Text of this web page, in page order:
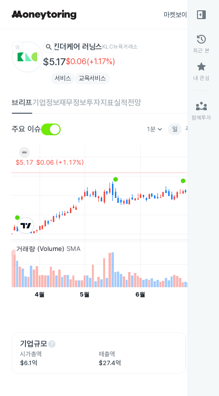
마켓보이스
star search 킨더케어 러닝스KLC뉴욕거래소
$5.17$0.06(+1.17%)
서비스 교육서비스
브리프기업정보재무정보투자지표실적전망
주요 이슈 1분keyboard_arrow_down 일 주
기업규모help
시가총액
$6.1억
매출액
$27.4억
right_panel_open
history
최근 본
star
내 관심
partner_exchange
함께투자